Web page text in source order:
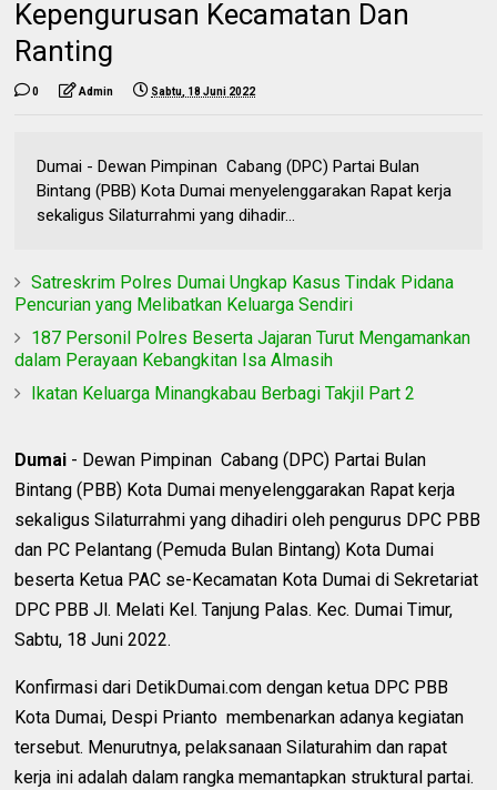
Kepengurusan Kecamatan Dan
Ranting
0 Admin Sabtu, 18 Juni 2022
Dumai - Dewan Pimpinan Cabang (DPC) Partai Bulan
Bintang (PBB) Kota Dumai menyelenggarakan Rapat kerja
sekaligus Silaturrahmi yang dihadir...
Satreskrim Polres Dumai Ungkap Kasus Tindak Pidana
Pencurian yang Melibatkan Keluarga Sendiri
187 Personil Polres Beserta Jajaran Turut Mengamankan
dalam Perayaan Kebangkitan Isa Almasih
Ikatan Keluarga Minangkabau Berbagi Takjil Part 2
Dumai - Dewan Pimpinan Cabang (DPC) Partai Bulan
Bintang (PBB) Kota Dumai menyelenggarakan Rapat kerja
sekaligus Silaturrahmi yang dihadiri oleh pengurus DPC PBB
dan PC Pelantang (Pemuda Bulan Bintang) Kota Dumai
beserta Ketua PAC se-Kecamatan Kota Dumai di Sekretariat
DPC PBB Jl. Melati Kel. Tanjung Palas. Kec. Dumai Timur,
Sabtu, 18 Juni 2022.
Konfirmasi dari DetikDumai.com dengan ketua DPC PBB
Kota Dumai, Despi Prianto membenarkan adanya kegiatan
tersebut. Menurutnya, pelaksanaan Silaturahim dan rapat
kerja ini adalah dalam rangka memantapkan struktural partai.